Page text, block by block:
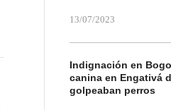
13/07/2023
Indignación en
canina en Engativá
golpeaban perros